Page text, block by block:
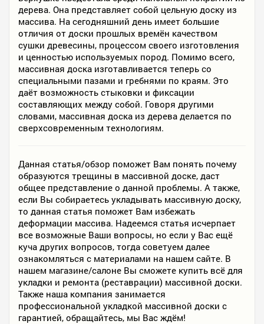
дерева. Она представляет собой цельную доску из
массива. На сегодняшний день имеет большие
отличия от доски прошлых времён качеством
сушки древесины, процессом своего изготовления
и ценностью используемых пород. Помимо всего,
массивная доска изготавливается теперь со
специальными пазами и гребнями по краям. Это
даёт возможность стыковки и фиксации
составляющих между собой. Говоря другими
словами, массивная доска из дерева делается по
сверхсовременным технологиям.
Данная статья/обзор поможет Вам понять почему
образуются трещины в массивной доске, даст
общее представление о данной проблемы. А также,
если Вы собираетесь укладывать массивную доску,
то данная статья поможет Вам избежать
деформации массива. Надеемся статья исчерпает
все возможные Ваши вопросы, но если у Вас ещё
куча других вопросов, тогда советуем далее
ознакомляться с материалами на нашем сайте. В
нашем магазине/салоне Вы сможете купить всё для
укладки и ремонта (реставрации) массивной доски.
Также наша компания занимается
профессиональной укладкой массивной доски с
гарантией, обращайтесь, мы Вас ждём!